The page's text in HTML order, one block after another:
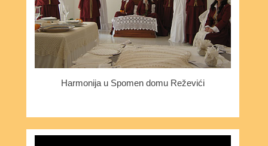
Harmonija u Spomen domu Reževići